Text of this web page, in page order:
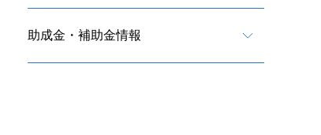
助成金・補助金情報